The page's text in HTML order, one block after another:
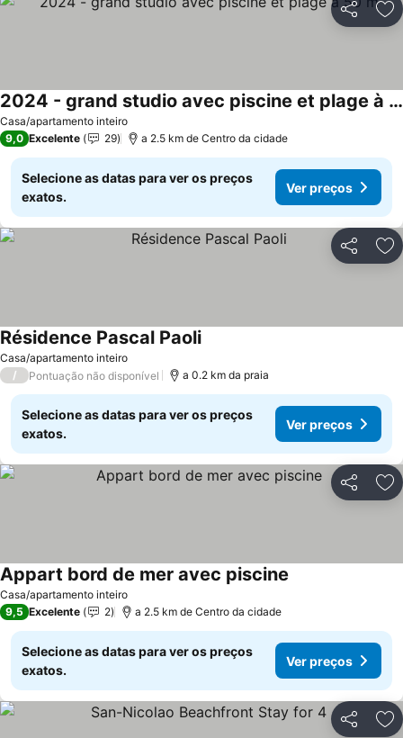
Partilhar
Casa/apartamento inteiro
2024 - grand studio avec piscine et plage à 50 m
9,0 Excelente 29 a 2.5 km de Centro da cidade
Selecione as datas para ver os preços
exatos.
Ver preços
Partilhar
Casa/apartamento inteiro
Résidence Pascal Paoli
/ Pontuação não disponível a 0.2 km da praia
Selecione as datas para ver os preços
exatos.
Ver preços
Partilhar
Casa/apartamento inteiro
Appart bord de mer avec piscine
9,5 Excelente 2 a 2.5 km de Centro da cidade
Selecione as datas para ver os preços
exatos.
Ver preços
Partilhar